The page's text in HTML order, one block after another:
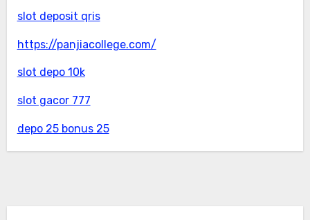
slot deposit qris
https://panjiacollege.com/
slot depo 10k
slot gacor 777
depo 25 bonus 25